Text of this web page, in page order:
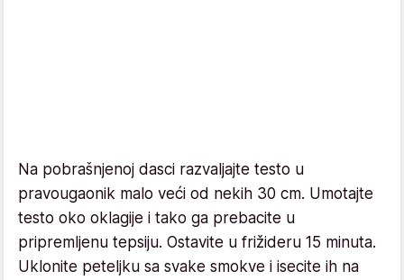
Na pobrašnjenoj dasci razvaljajte testo u
pravougaonik malo veći od nekih 30 cm. Umotajte
testo oko oklagije i tako ga prebacite u
pripremljenu tepsiju. Ostavite u frižideru 15 minuta.
Uklonite peteljku sa svake smokve i isecite ih na